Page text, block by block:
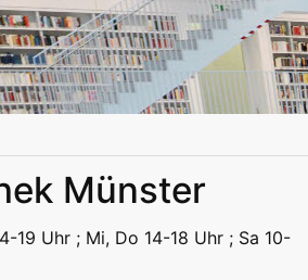
| Freizeit Kitas | Schulen
| Freizeit Kitas | Schulen Alle
Münster
19 Uhr ; Mi, Do 14-18 Uhr ; Sa 10-